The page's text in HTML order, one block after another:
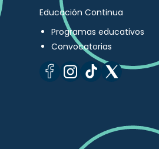
Educación Continua
Programas educativos
Convocatorias